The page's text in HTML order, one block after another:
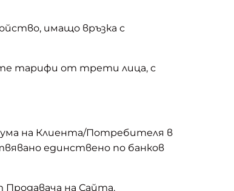
имащо връзка с
тарифи от трети лица, с
на Клиента/Потребителя в
единствено по банков
на Сайта.